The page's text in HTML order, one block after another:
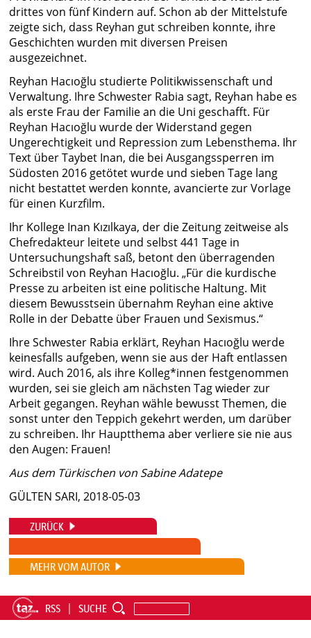
drittes von fünf Kindern auf. Schon ab der Mittelstufe
zeigte sich, dass Reyhan gut schreiben konnte, ihre
Geschichten wurden mit diversen Preisen
ausgezeichnet.
Reyhan Hacıoğlu studierte Politikwissenschaft und
Verwaltung. Ihre Schwester Rabia sagt, Reyhan habe es
als erste Frau der Familie an die Uni geschafft. Für
Reyhan Hacıoğlu wurde der Widerstand gegen
Ungerechtigkeit und Repression zum Lebensthema. Ihr
Text über Taybet Inan, die bei Ausgangssperren im
Südosten 2016 getötet wurde und sieben Tage lang
nicht bestattet werden konnte, avancierte zur Vorlage
für einen Kurzfilm.
Ihr Kollege Inan Kızılkaya, der die Zeitung zeitweise als
Chefredakteur leitete und selbst 441 Tage in
Untersuchungshaft saß, betont den überragenden
Schreibstil von Reyhan Hacıoğlu. „Für die kurdische
Presse zu arbeiten ist eine politische Haltung. Mit
diesem Bewusstsein übernahm Reyhan eine aktive
Rolle in der Debatte über Frauen und Sexismus.“
Ihre Schwester Rabia erklärt, Reyhan Hacıoğlu werde
keinesfalls aufgeben, wenn sie aus der Haft entlassen
wird. Auch 2016, als ihre Kolleg*innen festgenommen
wurden, sei sie gleich am nächsten Tag wieder zur
Arbeit gegangen. Reyhan wähle bewusst Themen, die
sonst unter den Teppich gekehrt werden, um darüber
zu schreiben. Ihr Hauptthema aber verliere sie nie aus
den Augen: Frauen!
Aus dem Türkischen von Sabine Adatepe
GÜLTEN SARI, 2018-05-03
ZURÜCK
MEHR VOM AUTOR
RSS SUCHE